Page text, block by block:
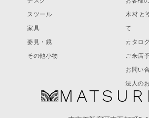
スツール
家具
姿見・鏡
その他小物
木材と
て
カタロ
ご来店
お問い
法人の